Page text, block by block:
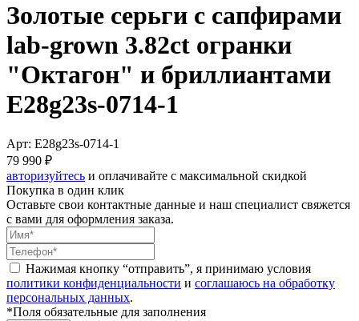
Золотые серьги с сапфирами
lab-grown 3.82ct огранки
"Октагон" и бриллиантами
E28g23s-0714-1
Арт: E28g23s-0714-1
79 990 ₽
авторизуйтесь и оплачивайте с максимальной скидкой
Покупка в один клик
Оставьте свои контактные данные и наш специалист свяжется
с вами для оформления заказа.
Нажимая кнопку “отправить”, я принимаю условия
политики конфиденциальности и соглашаюсь на обработку
персональных данных.
*Поля обязательные для заполнения